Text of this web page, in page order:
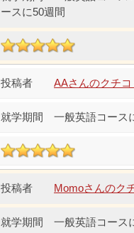
ースに50週間
AAさんのクチコ
一般英語コース
Momoさんのク
一般英語コース